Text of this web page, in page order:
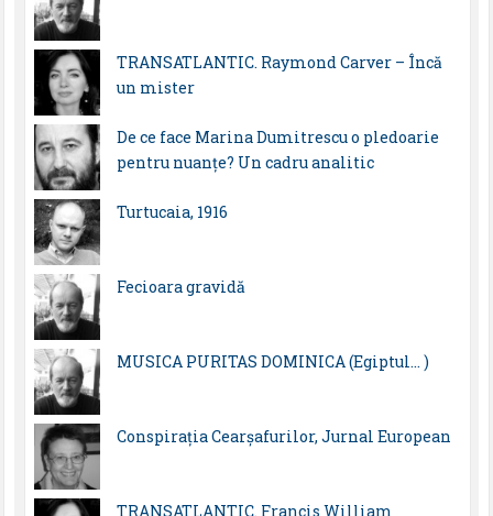
TRANSATLANTIC. Raymond Carver – Încă
un mister
De ce face Marina Dumitrescu o pledoarie
pentru nuanțe? Un cadru analitic
Turtucaia, 1916
Fecioara gravidă
MUSICA PURITAS DOMINICA (Egiptul… )
Conspirația Cearșafurilor, Jurnal European
TRANSATLANTIC. Francis William